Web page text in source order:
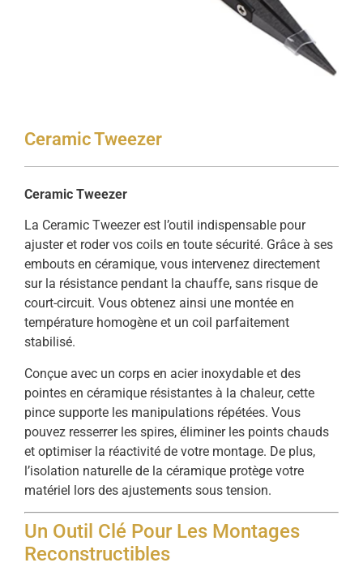
Ceramic Tweezer
Ceramic Tweezer
La Ceramic Tweezer est l’outil indispensable pour
ajuster et roder vos coils en toute sécurité. Grâce à ses
embouts en céramique, vous intervenez directement
sur la résistance pendant la chauffe, sans risque de
court-circuit. Vous obtenez ainsi une montée en
température homogène et un coil parfaitement
stabilisé.
Conçue avec un corps en acier inoxydable et des
pointes en céramique résistantes à la chaleur, cette
pince supporte les manipulations répétées. Vous
pouvez resserrer les spires, éliminer les points chauds
et optimiser la réactivité de votre montage. De plus,
l’isolation naturelle de la céramique protège votre
matériel lors des ajustements sous tension.
Un Outil Clé Pour Les Montages
Reconstructibles